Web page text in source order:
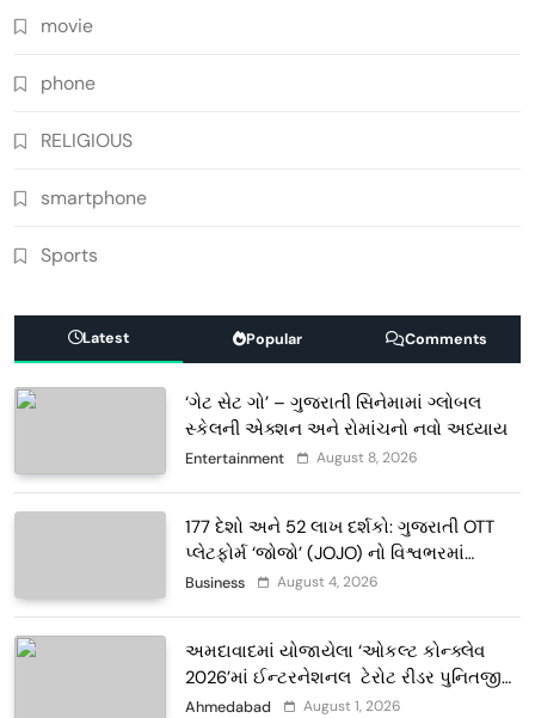
movie
phone
RELIGIOUS
smartphone
Sports
Latest Popular Comments
‘ગેટ સેટ ગો’ – ગુજરાતી સિનેમામાં ગ્લોબલ
સ્કેલની એક્શન અને રોમાંચનો નવો અધ્યાય
Entertainment August 8, 2026
177 દેશો અને 52 લાખ દર્શકો: ગુજરાતી OTT
પ્લેટફોર્મ ‘જોજો’ (JOJO) નો વિશ્વભરમાં
દબદબો
Business August 4, 2026
અમદાવાદમાં યોજાયેલા ‘ઓકલ્ટ કોન્ક્લેવ
2026’માં ઈન્ટરનેશનલ ટેરોટ રીડર પુનિતજી
લુલ્લા એ ટેરોટ કાર્ડ રીડિંગ અંગે માહિતી આપી
Ahmedabad August 1, 2026